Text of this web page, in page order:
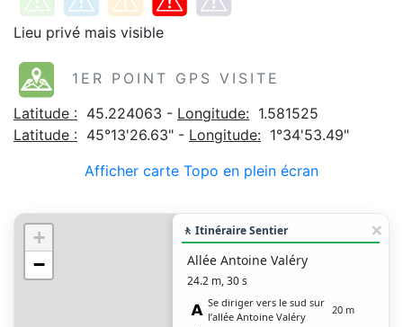
Lieu privé mais visible
1ER POINT GPS VISITE
Latitude : 45.224063 - Longitude: 1.581525
Latitude : 45°13'26.63" - Longitude: 1°34'53.49"
Afficher carte Topo en plein écran
+
−
🚶 Itinéraire Sentier
Allée Antoine Valéry
24.2 m, 30 s
Se diriger vers le sud sur
l’allée Antoine Valéry
20 m